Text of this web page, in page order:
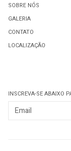
SOBRE NÓS
GALERIA
CONTATO
LOCALIZAÇÃO
INSCREVA-SE ABAIXO